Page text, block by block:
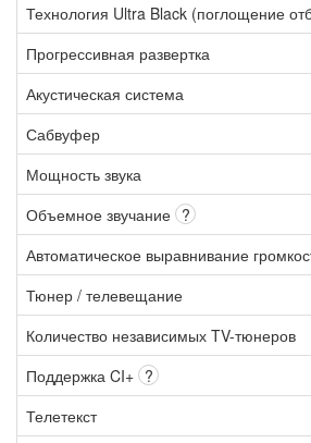
Технология Ultra Black (поглощение
Прогрессивная развертка
Акустическая система
Сабвуфер
Мощность звука
Объемное звучание ?
Автоматическое выравнивание
Тюнер / телевещание
Количество независимых TV-тюнеров
Поддержка CI+ ?
Телетекст